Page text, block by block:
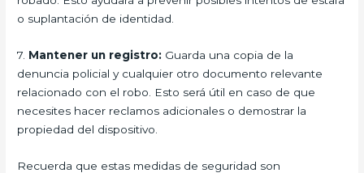
o suplantación de identidad.
7. Mantener un registro: Guarda una copia de la
denuncia policial y cualquier otro documento relevante
relacionado con el robo. Esto será útil en caso de que
necesites hacer reclamos adicionales o demostrar la
propiedad del dispositivo.
Recuerda que estas medidas de seguridad son